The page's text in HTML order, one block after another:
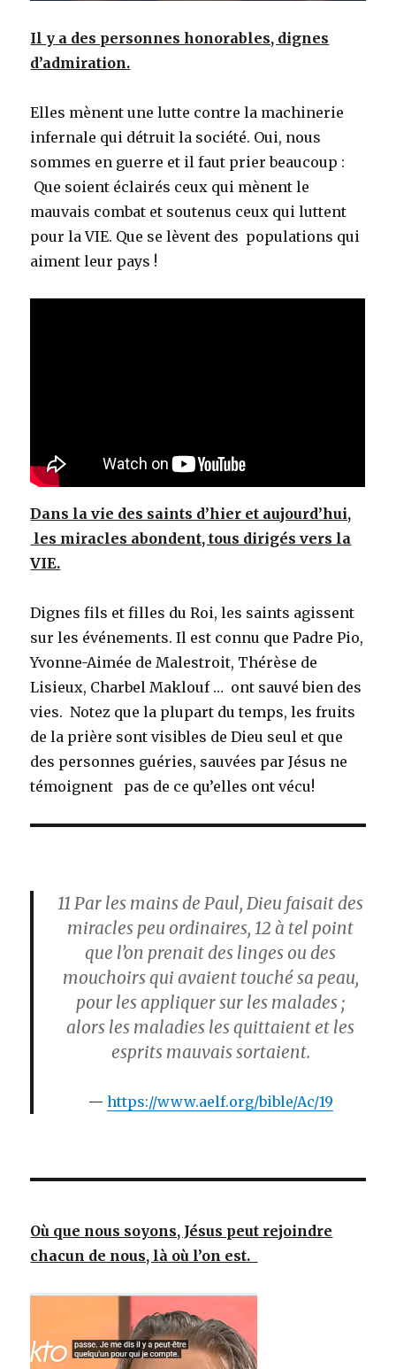
Il y a des personnes honorables, dignes
d’admiration.
Elles mènent une lutte contre la machinerie
infernale qui détruit la société. Oui, nous
sommes en guerre et il faut prier beaucoup :
Que soient éclairés ceux qui mènent le
mauvais combat et soutenus ceux qui luttent
pour la VIE. Que se lèvent des populations qui
aiment leur pays !
Dans la vie des saints d’hier et aujourd’hui,
les miracles abondent, tous dirigés vers la
VIE.
Dignes fils et filles du Roi, les saints agissent
sur les événements. Il est connu que Padre Pio,
Yvonne-Aimée de Malestroit, Thérèse de
Lisieux, Charbel Maklouf … ont sauvé bien des
vies. Notez que la plupart du temps, les fruits
de la prière sont visibles de Dieu seul et que
des personnes guéries, sauvées par Jésus ne
témoignent pas de ce qu’elles ont vécu!
11 Par les mains de Paul, Dieu faisait des
miracles peu ordinaires, 12 à tel point
que l’on prenait des linges ou des
mouchoirs qui avaient touché sa peau,
pour les appliquer sur les malades ;
alors les maladies les quittaient et les
esprits mauvais sortaient.
https://www.aelf.org/bible/Ac/19
Où que nous soyons, Jésus peut rejoindre
chacun de nous, là où l’on est.